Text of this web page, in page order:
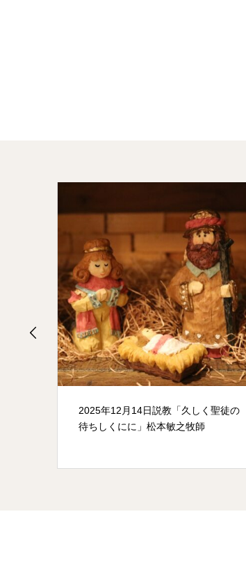
2025年12月14日説教「久しく聖徒の
待ちしくにに」松本敏之牧師